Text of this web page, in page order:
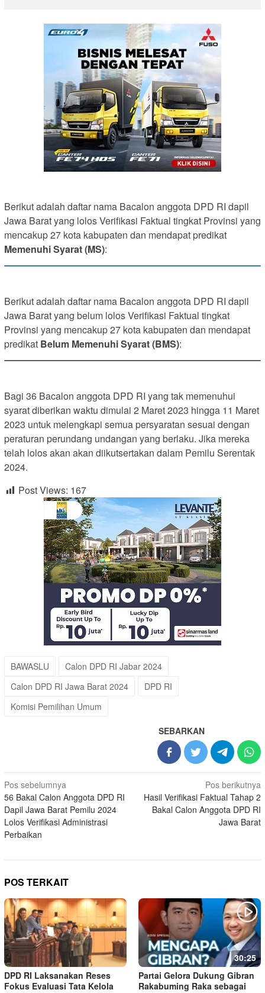
Berikut adalah daftar nama Bacalon anggota DPD RI dapil
Jawa Barat yang lolos Verifikasi Faktual tingkat Provinsi yang
mencakup 27 kota kabupaten dan mendapat predikat
Memenuhi Syarat (MS):
Berikut adalah daftar nama Bacalon anggota DPD RI dapil
Jawa Barat yang belum lolos Verifikasi Faktual tingkat
Provinsi yang mencakup 27 kota kabupaten dan mendapat
predikat Belum Memenuhi Syarat (BMS):
Bagi 36 Bacalon anggota DPD RI yang tak memenuhui
syarat diberikan waktu dimulai 2 Maret 2023 hingga 11 Maret
2023 untuk melengkapi semua persyaratan sesuai dengan
peraturan perundang undangan yang berlaku. Jika mereka
telah lolos akan akan diikutsertakan dalam Pemilu Serentak
2024.
Post Views: 167
BAWASLU
Calon DPD RI Jabar 2024
Calon DPD RI Jawa Barat 2024
DPD RI
Komisi Pemilihan Umum
SEBARKAN
Navigasi
pos
Pos sebelumnya
56 Bakal Calon Anggota DPD RI
Dapil Jawa Barat Pemilu 2024
Lolos Verifikasi Administrasi
Perbaikan
Pos berikutnya
Hasil Verifikasi Faktual Tahap 2
Bakal Calon Anggota DPD RI
Jawa Barat
POS TERKAIT
DPD RI Laksanakan Reses
Fokus Evaluasi Tata Kelola
30:25
Partai Gelora Dukung Gibran
Rakabuming Raka sebagai